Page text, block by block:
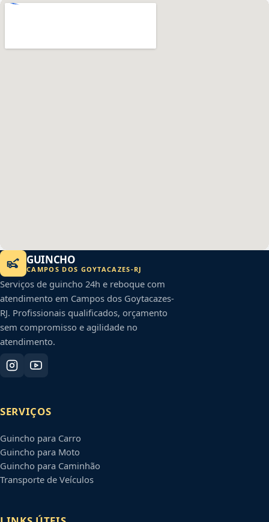
GUINCHO
CAMPOS DOS GOYTACAZES-RJ
Serviços de guincho 24h e reboque com
atendimento em Campos dos Goytacazes-
RJ. Profissionais qualificados, orçamento
sem compromisso e agilidade no
atendimento.
SERVIÇOS
Guincho para Carro
Guincho para Moto
Guincho para Caminhão
Transporte de Veículos